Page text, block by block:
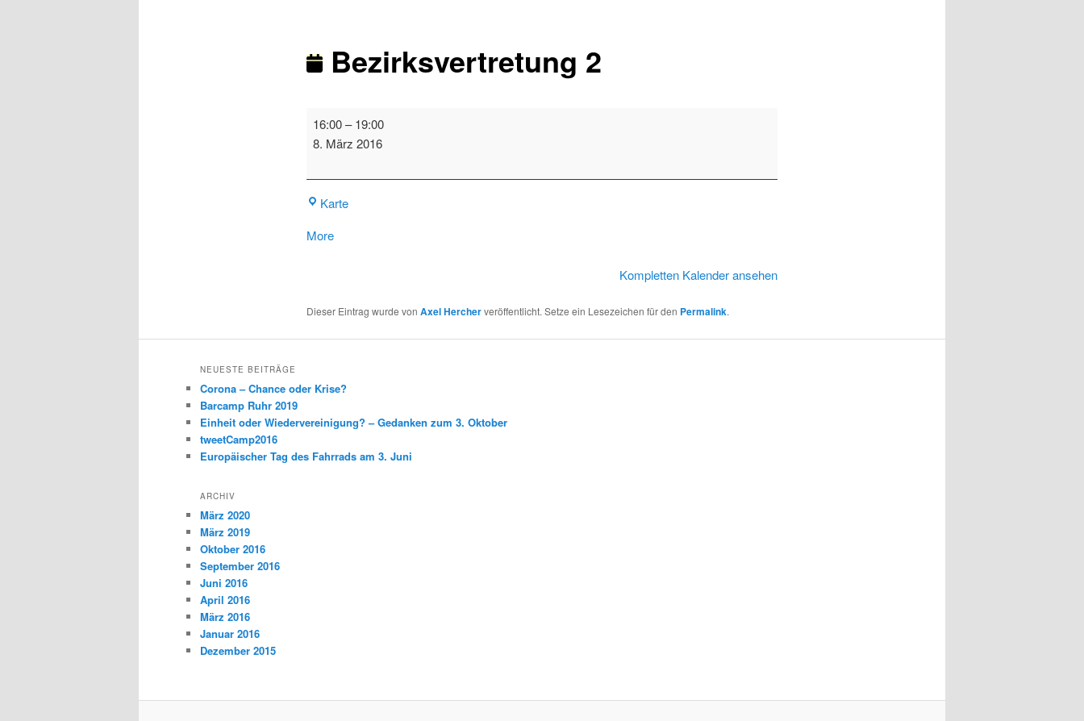
Bezirksvertretung 2
Bezirksvertretung
16:00–19:00
8. März 2016
KarteRathaus
Moreabout
Kompletten Kalender ansehen
Dieser Eintrag wurde von Axel Hercherveröffentlicht. Setze ein Lesezeichen für den Permalink.
NEUESTE BEITRÄGE
Corona – Chance oder Krise?
Barcamp Ruhr 2019
Einheit oder Wiedervereinigung? – Gedanken zum 3. Oktober
tweetCamp2016
Europäischer Tag des Fahrrads am 3. Juni
ARCHIV
März 2020
März 2019
Oktober 2016
September 2016
Juni 2016
April 2016
März 2016
Januar 2016
Dezember 2015